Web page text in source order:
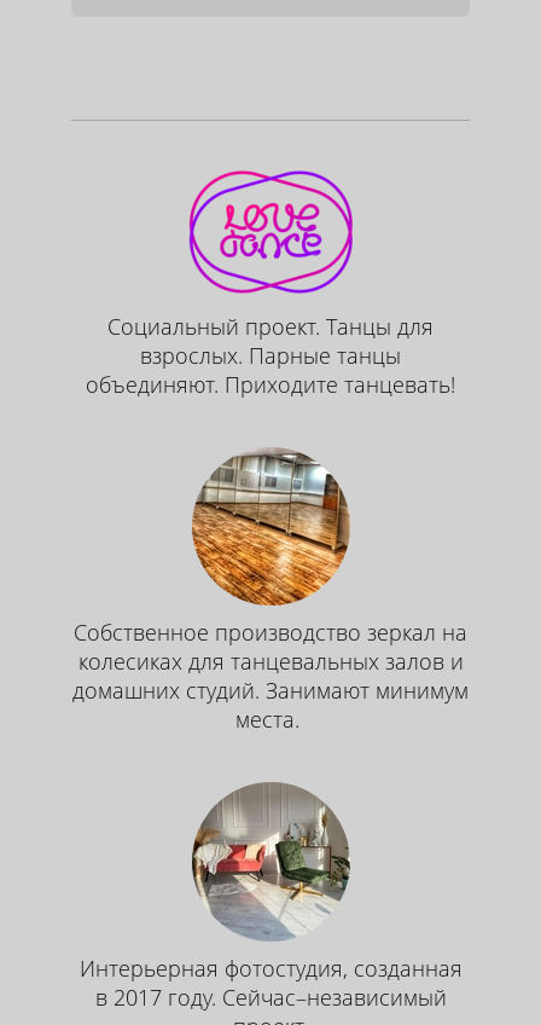
Социальный проект. Танцы для
взрослых. Парные танцы
объединяют. Приходите танцевать!
Собственное производство зеркал на
колесиках для танцевальных залов и
домашних студий. Занимают минимум
места.
Интерьерная фотостудия, созданная
в 2017 году. Сейчас–независимый